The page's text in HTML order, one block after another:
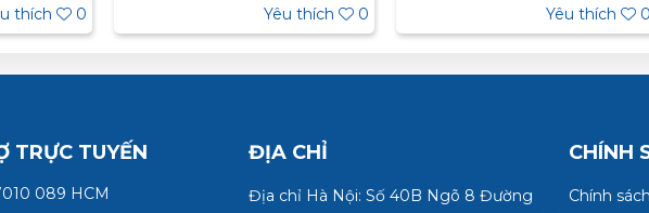
332 980
thích 0
0902 303 733 – 0945 332 980
Yêu thích 0
0902 303 733 – 0945 332 980
Yêu thích 0
TRỰC TUYẾN
089 HCM
ĐỊA CHỈ
Địa chỉ Hà Nội: Số 40B Ngõ 8 Đường
CHÍNH
Chính